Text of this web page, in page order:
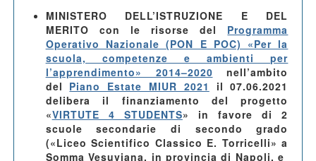
MINISTERO DELL’ISTRUZIONE E DEL
MERITO con le risorse del Programma
Operativo Nazionale (PON E POC) «Per la
scuola, competenze e ambienti per
l’apprendimento» 2014–2020 nell’ambito
del Piano Estate MIUR 2021
il 07.06.2021
delibera il finanziamento del progetto
«VIRTUTE 4 STUDENTS» in favore di 2
scuole secondarie di secondo grado
(«Liceo Scientifico Classico E. Torricelli» a
Somma Vesuviana, in provincia di Napoli, e